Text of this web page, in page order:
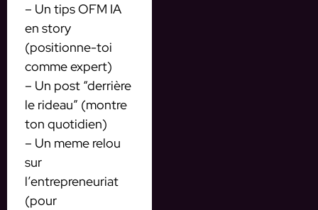
– Un tips OFM IA
en story
(positionne-toi
comme expert)
– Un post “derrière
le rideau” (montre
ton quotidien)
– Un meme relou
sur
l’entrepreneuriat
(pour